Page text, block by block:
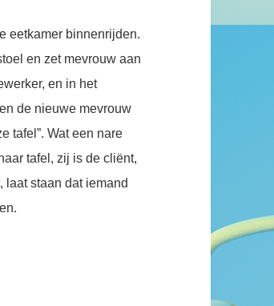
eetkamer binnenrijden.
en zet mevrouw aan
en in het
de nieuwe mevrouw
tafel”. Wat een nare
tafel, zij is de cliënt,
laat staan dat iemand